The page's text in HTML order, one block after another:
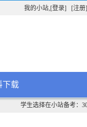
我的小站,[登录] [注册]
下载
学生选择在小站备考：